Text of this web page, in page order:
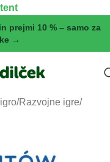
prejmi 10 % – samo za
→
/Razvojne igre/